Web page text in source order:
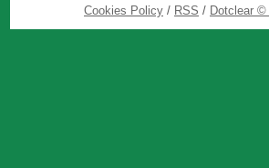
Cookies Policy / RSS / Dotclear ©